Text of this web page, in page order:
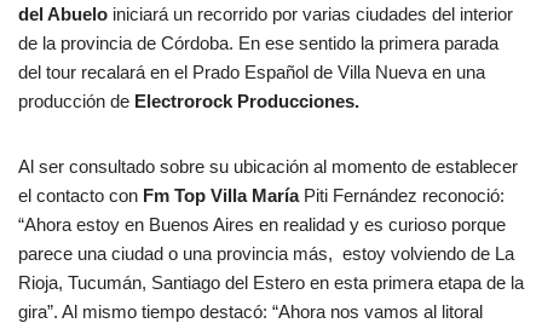
del Abuelo iniciará un recorrido por varias ciudades del interior
de la provincia de Córdoba. En ese sentido la primera parada
del tour recalará en el Prado Español de Villa Nueva en una
producción de Electrorock Producciones.
Al ser consultado sobre su ubicación al momento de establecer
el contacto con Fm Top Villa María Piti Fernández reconoció:
“Ahora estoy en Buenos Aires en realidad y es curioso porque
parece una ciudad o una provincia más, estoy volviendo de La
Rioja, Tucumán, Santiago del Estero en esta primera etapa de la
gira”. Al mismo tiempo destacó: “Ahora nos vamos al litoral